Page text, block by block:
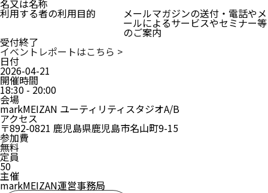
名又は名称
利用する者の利用目的
メールマガジンの送付・電話やメ
ールによるサービスやセミナー等
のご案内
受付終了
イベントレポートはこちら >
日付
2026-04-21
開催時間
18:30 - 20:00
会場
markMEIZAN ユーティリティスタジオA/B
アクセス
〒892-0821 鹿児島県鹿児島市名山町9-15
参加費
無料
定員
50
主催
markMEIZAN運営事務局